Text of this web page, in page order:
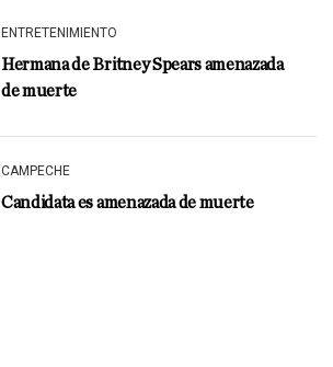
ENTRETENIMIENTO
Hermana de Britney Spears amenazada
de muerte
CAMPECHE
Candidata es amenazada de muerte